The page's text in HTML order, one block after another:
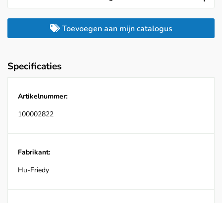
Toevoegen aan mijn catalogus
Specificaties
Artikelnummer:
100002822
Fabrikant:
Hu-Friedy